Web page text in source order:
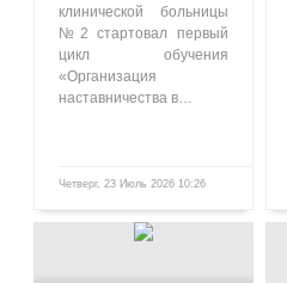
клинической больницы
№2 стартовал первый
цикл обучения
«Организация
наставничества в…
Четверг, 23 Июль 2026 10:26